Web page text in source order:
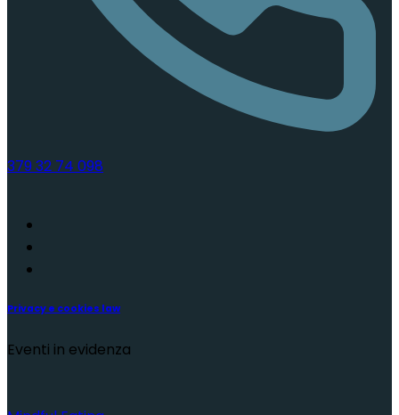
379 32 74 098
Privacy e cookies law
Eventi in evidenza